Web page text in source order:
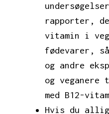
rapporter,
vitamin i
fødevarer,
og andre
og
med B12-
Hvis du